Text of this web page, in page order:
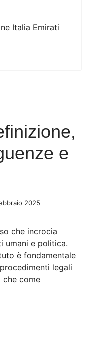
Italia Emirati
e
2025
che incrocia
umani e politica.
è fondamentale
legali
che come